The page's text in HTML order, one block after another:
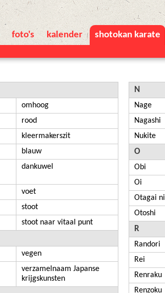
omhoog
rood
kleermakerszit
blauw
dankuwel
voet
stoot
stoot naar vitaal punt
vegen
verzamelnaam Japanse
krijgskunsten
N
Nage
Nagashi
Nukite
O
Obi
Oi
Otagai ni
Otoshi
R
Randori
Rei
Renraku
Renzoku
foto's kalender shotokan karate